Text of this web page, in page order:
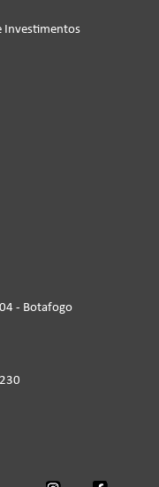
Investimentos
- Botafogo